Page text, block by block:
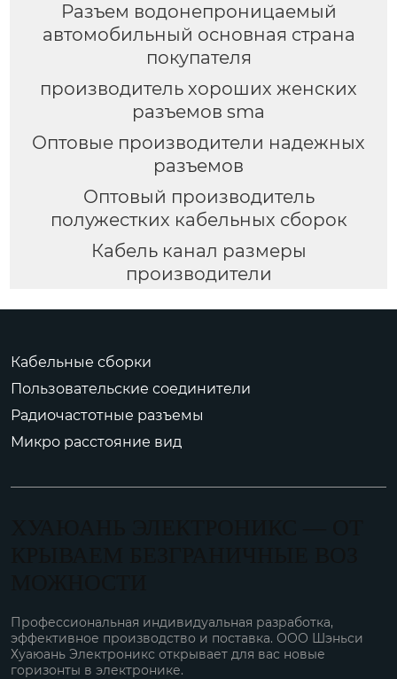
Разъем водонепроницаемый
автомобильный основная страна
покупателя
производитель хороших женских
разъемов sma
Оптовые производители надежных
разъемов
Оптовый производитель
полужестких кабельных сборок
Кабель канал размеры
производители
Кабельные сборки
Пользовательские соединители
Радиочастотные разъемы
Микро расстояние вид
Профессиональная индивидуальная разработка,
эффективное производство и поставка. ООО Шэньси
Хуаюань Электроникс открывает для вас новые
горизонты в электронике.